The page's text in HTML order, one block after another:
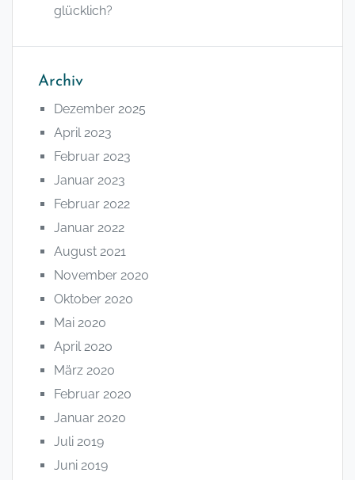
glücklich?
Archiv
Dezember 2025
April 2023
Februar 2023
Januar 2023
Februar 2022
Januar 2022
August 2021
November 2020
Oktober 2020
Mai 2020
April 2020
März 2020
Februar 2020
Januar 2020
Juli 2019
Juni 2019